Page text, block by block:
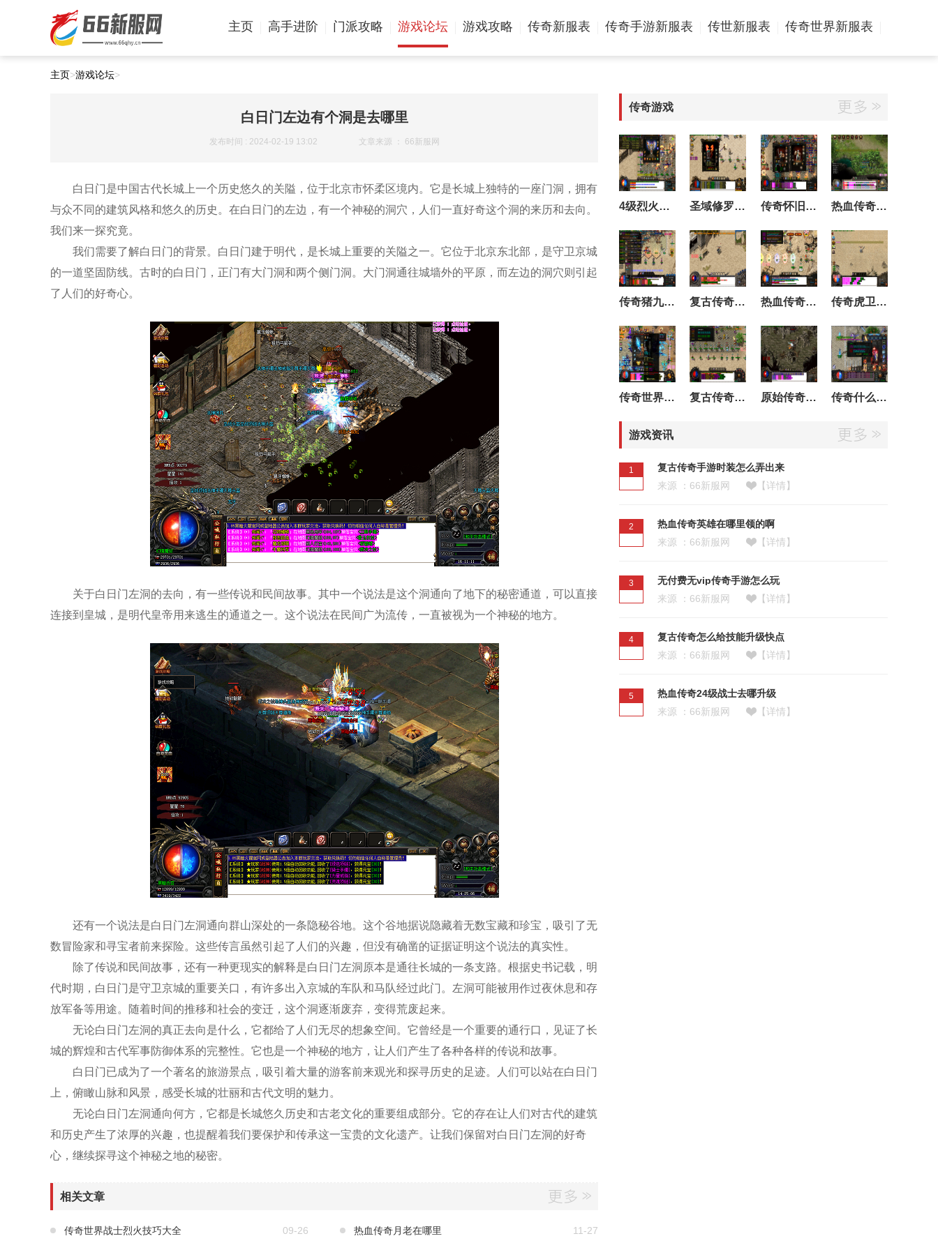
主页 高手进阶 门派攻略 游戏论坛 游戏攻略 传奇新服表 传奇手游新服表 传世新服表 传奇世界新服表
主页>游戏论坛>
白日门左边有个洞是去哪里
发布时间 : 2024-02-19 13:02 文章来源 ： 66新服网
白日门是中国古代长城上一个历史悠久的关隘，位于北京市怀柔区境内。它是长城上独特的一座门洞，拥有
与众不同的建筑风格和悠久的历史。在白日门的左边，有一个神秘的洞穴，人们一直好奇这个洞的来历和去向。
我们来一探究竟。
我们需要了解白日门的背景。白日门建于明代，是长城上重要的关隘之一。它位于北京东北部，是守卫京城
的一道坚固防线。古时的白日门，正门有大门洞和两个侧门洞。大门洞通往城墙外的平原，而左边的洞穴则引起
了人们的好奇心。
关于白日门左洞的去向，有一些传说和民间故事。其中一个说法是这个洞通向了地下的秘密通道，可以直接
连接到皇城，是明代皇帝用来逃生的通道之一。这个说法在民间广为流传，一直被视为一个神秘的地方。
还有一个说法是白日门左洞通向群山深处的一条隐秘谷地。这个谷地据说隐藏着无数宝藏和珍宝，吸引了无
数冒险家和寻宝者前来探险。这些传言虽然引起了人们的兴趣，但没有确凿的证据证明这个说法的真实性。
除了传说和民间故事，还有一种更现实的解释是白日门左洞原本是通往长城的一条支路。根据史书记载，明
代时期，白日门是守卫京城的重要关口，有许多出入京城的车队和马队经过此门。左洞可能被用作过夜休息和存
放军备等用途。随着时间的推移和社会的变迁，这个洞逐渐废弃，变得荒废起来。
无论白日门左洞的真正去向是什么，它都给了人们无尽的想象空间。它曾经是一个重要的通行口，见证了长
城的辉煌和古代军事防御体系的完整性。它也是一个神秘的地方，让人们产生了各种各样的传说和故事。
白日门已成为了一个著名的旅游景点，吸引着大量的游客前来观光和探寻历史的足迹。人们可以站在白日门
上，俯瞰山脉和风景，感受长城的壮丽和古代文明的魅力。
无论白日门左洞通向何方，它都是长城悠久历史和古老文化的重要组成部分。它的存在让人们对古代的建筑
和历史产生了浓厚的兴趣，也提醒着我们要保护和传承这一宝贵的文化遗产。让我们保留对白日门左洞的好奇
心，继续探寻这个神秘之地的秘密。
相关文章
传奇世界战士烈火技巧大全 09-26 热血传奇月老在哪里 11-27
传奇游戏
4级烈火和5级烈火有什么区别 圣域修罗暴什么勋章 传奇怀旧版书页在哪里打造 热血传奇现在怎么升级装备
传奇猪九生死门走法 复古传奇在哪打噬血术 热血传奇盟重地牢在哪 传奇虎卫厉害还是多多厉害
传奇世界风影盾哪里打 复古传奇点卡版金刚石价格 原始传奇180天后怎么玩 传奇什么职业克制法师啊
游戏资讯
1
复古传奇手游时装怎么弄出来
来源 ：66新服网
【详情】
2
热血传奇英雄在哪里领的啊
来源 ：66新服网
【详情】
3
无付费无vip传奇手游怎么玩
来源 ：66新服网
【详情】
4
复古传奇怎么给技能升级快点
来源 ：66新服网
【详情】
5
热血传奇24级战士去哪升级
来源 ：66新服网
【详情】